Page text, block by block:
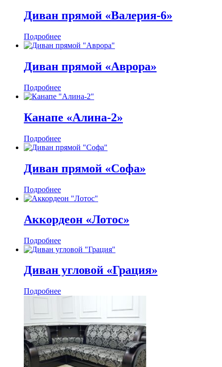
Диван прямой «Валерия-6»
Подробнее
Диван прямой «Аврора»
Подробнее
Канапе «Алина-2»
Подробнее
Диван прямой «Софа»
Подробнее
Аккордеон «Лотос»
Подробнее
Диван угловой «Грация»
Подробнее